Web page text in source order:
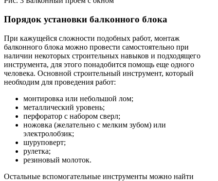
Порядок установки балконного блока
При кажущейся сложности подобных работ, монтаж
балконного блока можно провести самостоятельно при
наличии некоторых строительных навыков и подходящего
инструмента, для этого понадобится помощь еще одного
человека. Основной строительный инструмент, который
необходим для проведения работ:
монтировка или небольшой лом;
металлический уровень;
перфоратор с набором сверл;
ножовка (желательно с мелким зубом) или
электролобзик;
шуруповерт;
рулетка;
резиновый молоток.
Остальные вспомогательные инструменты можно найти